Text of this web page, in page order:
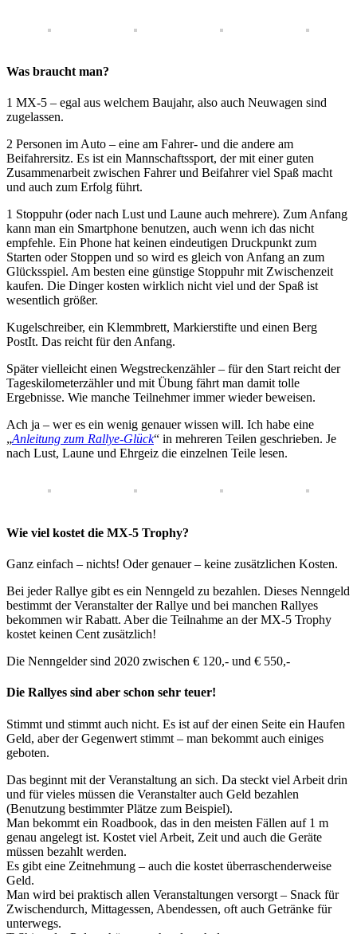
Was braucht man?
1 MX-5 – egal aus welchem Baujahr, also auch Neuwagen sind
zugelassen.
2 Personen im Auto – eine am Fahrer- und die andere am
Beifahrersitz. Es ist ein Mannschaftssport, der mit einer guten
Zusammenarbeit zwischen Fahrer und Beifahrer viel Spaß macht
und auch zum Erfolg führt.
1 Stoppuhr (oder nach Lust und Laune auch mehrere). Zum Anfang
kann man ein Smartphone benutzen, auch wenn ich das nicht
empfehle. Ein Phone hat keinen eindeutigen Druckpunkt zum
Starten oder Stoppen und so wird es gleich von Anfang an zum
Glücksspiel. Am besten eine günstige Stoppuhr mit Zwischenzeit
kaufen. Die Dinger kosten wirklich nicht viel und der Spaß ist
wesentlich größer.
Kugelschreiber, ein Klemmbrett, Markierstifte und einen Berg
PostIt. Das reicht für den Anfang.
Später vielleicht einen Wegstreckenzähler – für den Start reicht der
Tageskilometerzähler und mit Übung fährt man damit tolle
Ergebnisse. Wie manche Teilnehmer immer wieder beweisen.
Ach ja – wer es ein wenig genauer wissen will. Ich habe eine
„Anleitung zum Rallye-Glück“ in mehreren Teilen geschrieben. Je
nach Lust, Laune und Ehrgeiz die einzelnen Teile lesen.
Wie viel kostet die MX-5 Trophy?
Ganz einfach – nichts! Oder genauer – keine zusätzlichen Kosten.
Bei jeder Rallye gibt es ein Nenngeld zu bezahlen. Dieses Nenngeld
bestimmt der Veranstalter der Rallye und bei manchen Rallyes
bekommen wir Rabatt. Aber die Teilnahme an der MX-5 Trophy
kostet keinen Cent zusätzlich!
Die Nenngelder sind 2020 zwischen € 120,- und € 550,-
Die Rallyes sind aber schon sehr teuer!
Stimmt und stimmt auch nicht. Es ist auf der einen Seite ein Haufen
Geld, aber der Gegenwert stimmt – man bekommt auch einiges
geboten.
Das beginnt mit der Veranstaltung an sich. Da steckt viel Arbeit drin
und für vieles müssen die Veranstalter auch Geld bezahlen
(Benutzung bestimmter Plätze zum Beispiel).
Man bekommt ein Roadbook, das in den meisten Fällen auf 1 m
genau angelegt ist. Kostet viel Arbeit, Zeit und auch die Geräte
müssen bezahlt werden.
Es gibt eine Zeitnehmung – auch die kostet überraschenderweise
Geld.
Man wird bei praktisch allen Veranstaltungen versorgt – Snack für
Zwischendurch, Mittagessen, Abendessen, oft auch Getränke für
unterwegs.